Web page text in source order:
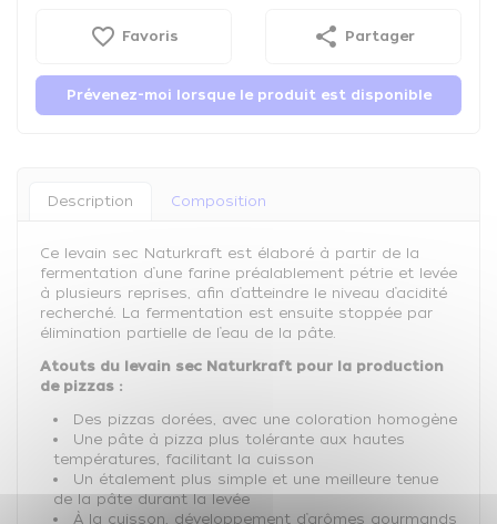
favorite_border Favoris share Partager
Prévenez-moi lorsque le produit est disponible
Description Composition
Ce levain sec Naturkraft est élaboré à partir de la
fermentation d’une farine préalablement pétrie et levée
à plusieurs reprises, afin d’atteindre le niveau d’acidité
recherché. La fermentation est ensuite stoppée par
élimination partielle de l’eau de la pâte.
Atouts du levain sec Naturkraft pour la production
de pizzas :
Des pizzas dorées, avec une coloration homogène
Une pâte à pizza plus tolérante aux hautes
températures, facilitant la cuisson
Un étalement plus simple et une meilleure tenue
de la pâte durant la levée
À la cuisson, développement d’arômes gourmands